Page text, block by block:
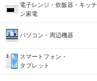
電子レンジ・炊飯器・キッチ
ン家電
パソコン・周辺機器
スマートフォン・
タブレット